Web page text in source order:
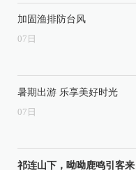
加固渔排防台风
07 日
暑期出游 乐享美好时光
07 日
祁连山下，呦呦鹿鸣引客来